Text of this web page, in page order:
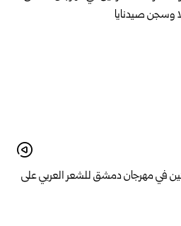
في مهرجان دمشق للشعر العربي على